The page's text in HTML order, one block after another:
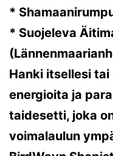
*
* Suojeleva
Hanki itsellesi
energioita ja
taidesetti, joka
voimalaulun